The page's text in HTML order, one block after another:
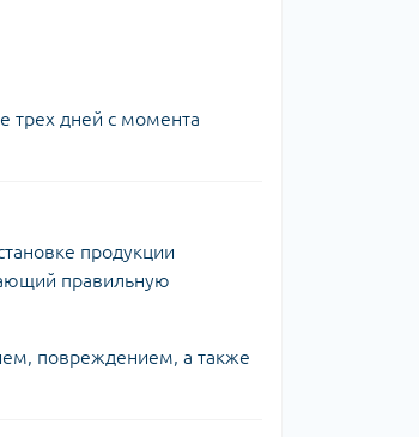
трех дней с момента
продукции
правильную
повреждением, а также